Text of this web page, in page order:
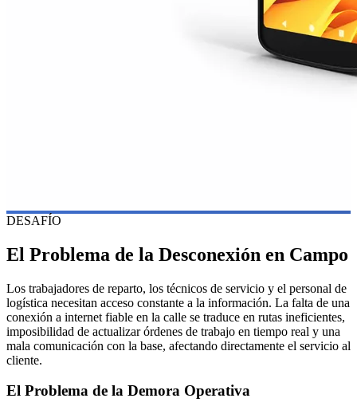
DESAFÍO
El Problema de la Desconexión en Campo
Los trabajadores de reparto, los técnicos de servicio y el personal de
logística necesitan acceso constante a la información. La falta de una
conexión a internet fiable en la calle se traduce en rutas ineficientes,
imposibilidad de actualizar órdenes de trabajo en tiempo real y una
mala comunicación con la base, afectando directamente el servicio al
cliente.
El Problema de la Demora Operativa